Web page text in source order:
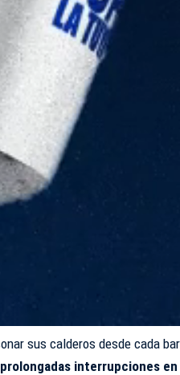
sus calderos desde cada
prolongadas interrupciones